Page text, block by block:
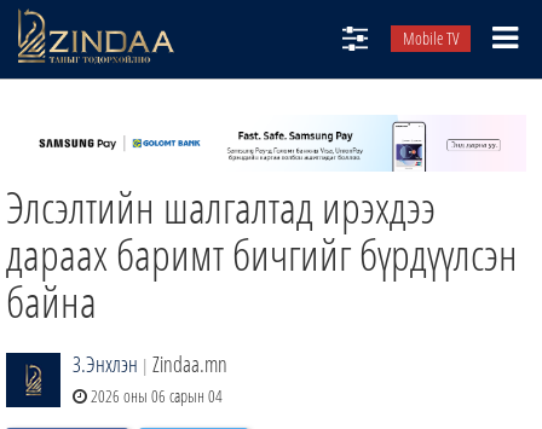
Mobile TV
ТВ8
ӨГЛӨӨНИЙ СОНИН
АУДИО ЗОХИОЛ
ЗИНДАА СЭТГҮҮЛ
Элсэлтийн шалгалтад ирэхдээ
дараах баримт бичгийг бүрдүүлсэн
байна
З.Энхлэн | Zindaa.mn
2026 оны 06 сарын 04